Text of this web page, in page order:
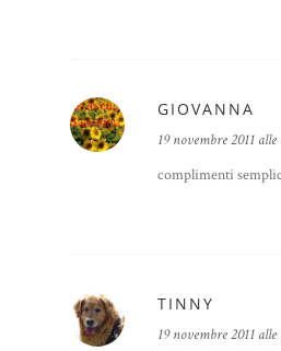
GIOVANNA
19 novembre 2011
complimenti
TINNY
19 novembre 2011